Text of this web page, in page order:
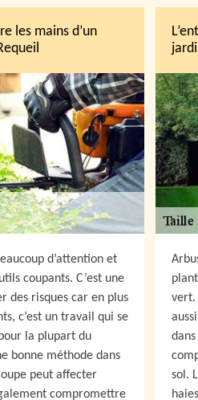
les mains d’un
d’attention et
coupants. C’est une
des risques car en plus
c’est un travail qui se
la plupart du
bonne méthode dans
peut affecter
compromettre
vert.
sol.